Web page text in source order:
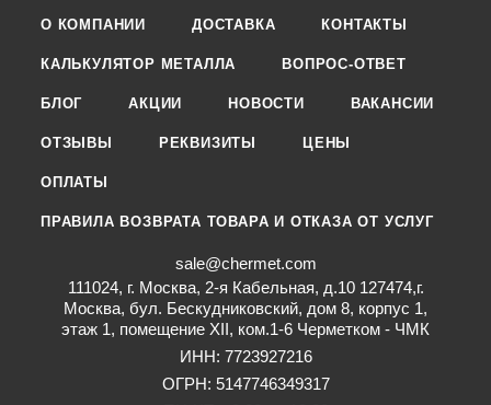
О КОМПАНИИ ДОСТАВКА КОНТАКТЫ
КАЛЬКУЛЯТОР МЕТАЛЛА ВОПРОС-ОТВЕТ
БЛОГ АКЦИИ НОВОСТИ ВАКАНСИИ
ОТЗЫВЫ РЕКВИЗИТЫ ЦЕНЫ
ОПЛАТЫ
ПРАВИЛА ВОЗВРАТА ТОВАРА И ОТКАЗА ОТ УСЛУГ
sale@chermet.com
111024, г. Москва, 2-я Кабельная, д.10 127474,г.
Москва, бул. Бескудниковский, дом 8, корпус 1,
этаж 1, помещение XII, ком.1-6 Черметком - ЧМК
ИНН: 7723927216
ОГРН: 5147746349317